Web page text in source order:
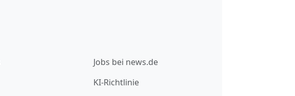
Jobs bei news.de
KI-Richtlinie